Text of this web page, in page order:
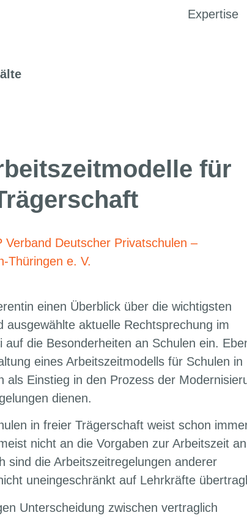
Expertise
für
Verband Deutscher Privatschulen –
Thüringen e. V.
einen Überblick über die wichtigsten
aktuelle Rechtsprechung im
die Besonderheiten an Schulen ein.
eines Arbeitszeitmodells für Schulen in
Einstieg in den Prozess der
dienen.
in freier Trägerschaft weist schon
nicht an die Vorgaben zur Arbeitszeit an
sind die Arbeitszeitregelungen anderer
uneingeschränkt auf Lehrkräfte
Unterscheidung zwischen vertraglich